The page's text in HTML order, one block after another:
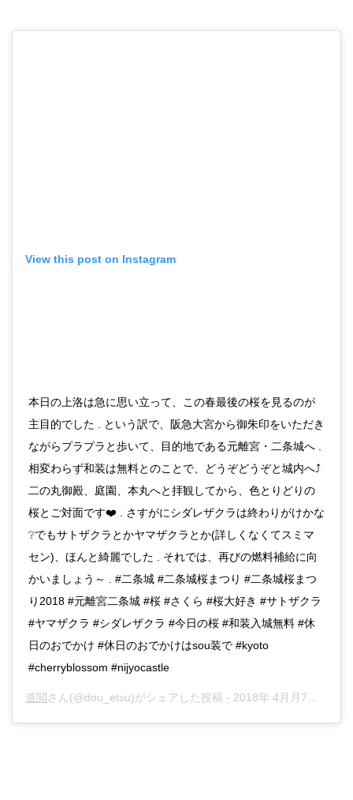
View this post on Instagram
本日の上洛は急に思い立って、この春最後の桜を見るのが
主目的でした . という訳で、阪急大宮から御朱印をいただき
ながらプラプラと歩いて、目的地である元離宮・二条城へ .
相変わらず和装は無料とのことで、どうぞどうぞと城内へ⤴️
二の丸御殿、庭園、本丸へと拝観してから、色とりどりの
桜とご対面です❤️ . さすがにシダレザクラは終わりがけかな
❔でもサトザクラとかヤマザクラとか(詳しくなくてスミマ
セン)、ほんと綺麗でした . それでは、再びの燃料補給に向
かいましょう～ . #二条城 #二条城桜まつり #二条城桜まつ
り2018 #元離宮二条城 #桜 #さくら #桜大好き #サトザクラ
#ヤマザクラ #シダレザクラ #今日の桜 #和装入城無料 #休
日のおでかけ #休日のおでかけはsou装で #kyoto
#cherryblossom #nijyocastle
道閲 さん(@dou_etsu)がシェアした投稿 - 2018年 4月月7日午後11時23分PDT